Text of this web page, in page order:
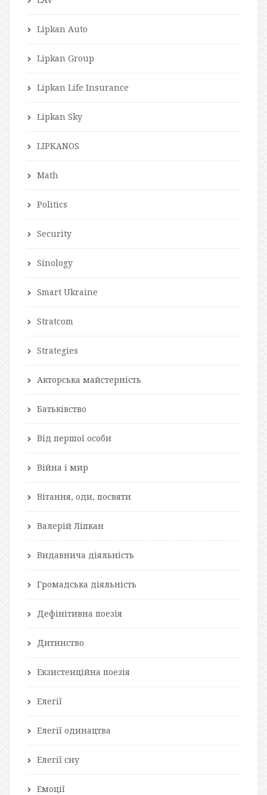
Lipkan Auto
Lipkan Group
Lipkan Life Insurance
Lipkan Sky
LIPKANOS
Math
Politics
Security
Sinology
Smart Ukraine
Stratcom
Strategies
Акторська майстерність
Батьківство
Від першої особи
Війна і мир
Вітання, оди, посвяти
Валерій Ліпкан
Видавнича діяльність
Громадська діяльність
Дефінітивна поезія
Дитинство
Екзистенційна поезія
Елегії
Елегії одинацтва
Елегії сну
Емоції